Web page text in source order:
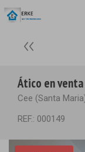
Ático en
Cee (Santa
REF.: 000149